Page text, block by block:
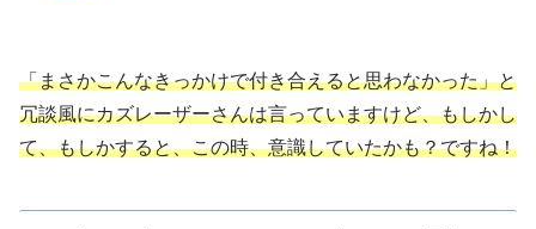
「まさかこんなきっかけで付き合えると思わなかった」と
冗談風にカズレーザーさんは言っていますけど、もしかし
て、もしかすると、この時、意識していたかも？ですね！